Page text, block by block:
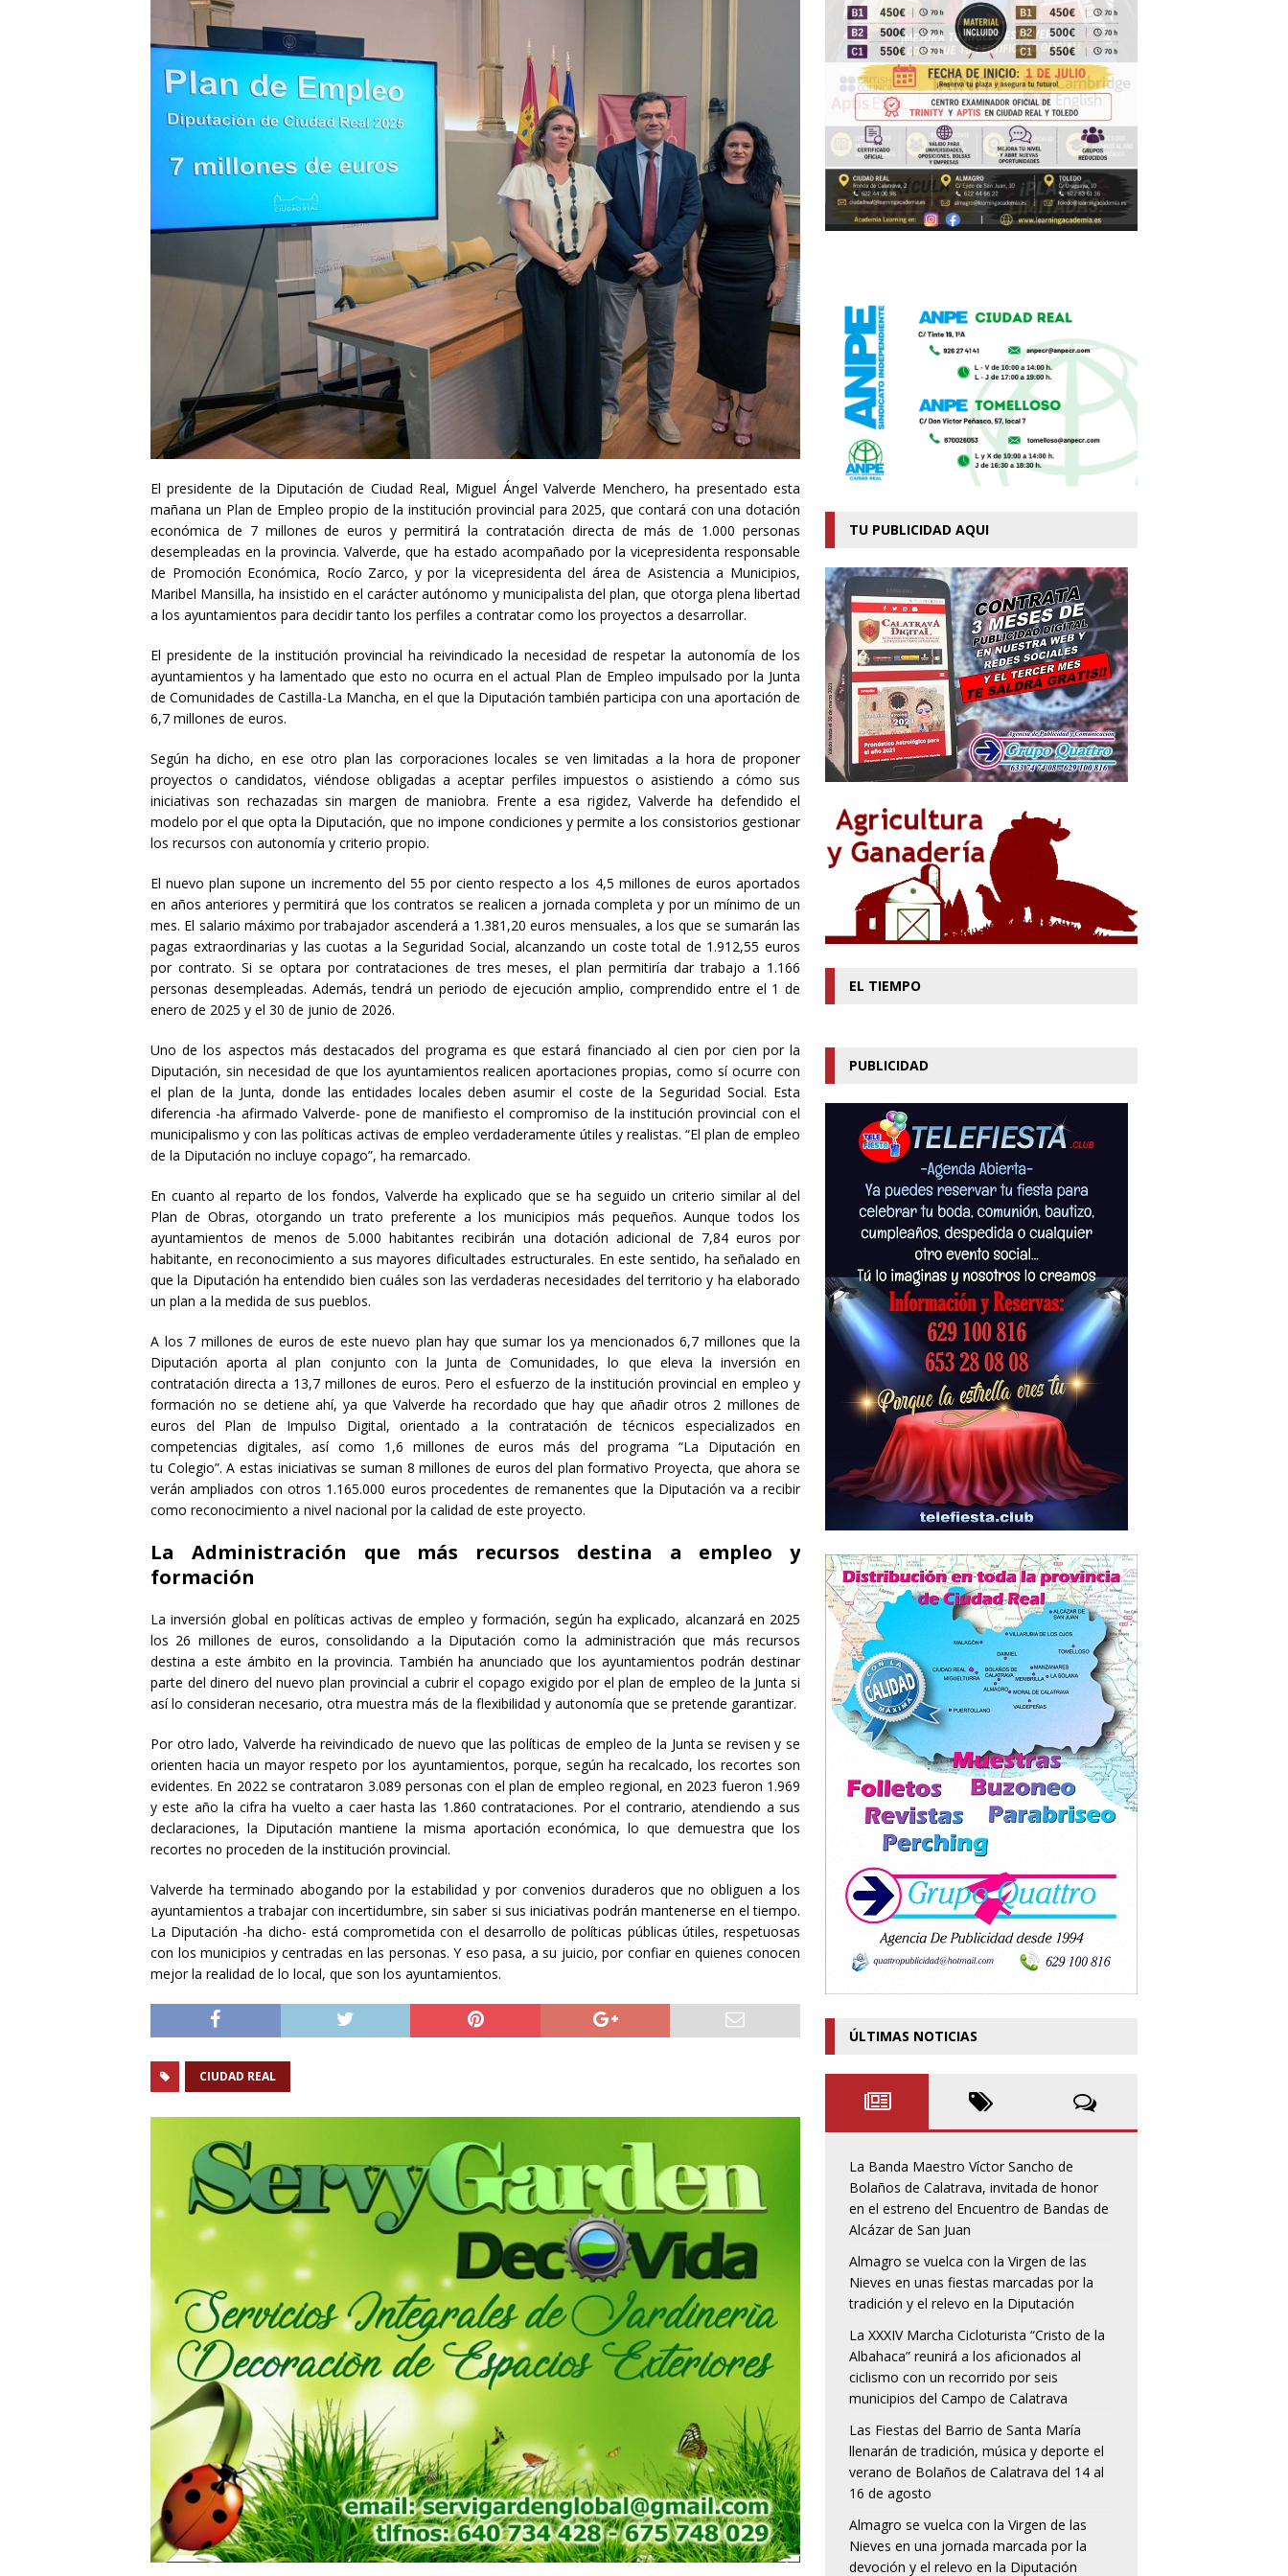
El presidente de la Diputación de Ciudad Real, Miguel Ángel Valverde Menchero, ha presentado esta
mañana un Plan de Empleo propio de la institución provincial para 2025, que contará con una dotación
económica de 7 millones de euros y permitirá la contratación directa de más de 1.000 personas
desempleadas en la provincia. Valverde, que ha estado acompañado por la vicepresidenta responsable
de Promoción Económica, Rocío Zarco, y por la vicepresidenta del área de Asistencia a Municipios,
Maribel Mansilla, ha insistido en el carácter autónomo y municipalista del plan, que otorga plena libertad
a los ayuntamientos para decidir tanto los perfiles a contratar como los proyectos a desarrollar.
El presidente de la institución provincial ha reivindicado la necesidad de respetar la autonomía de los
ayuntamientos y ha lamentado que esto no ocurra en el actual Plan de Empleo impulsado por la Junta
de Comunidades de Castilla-La Mancha,en el que la Diputación también participa con una aportación de
6,7 millones de euros.
Según hadicho, en ese otro plan las corporaciones locales se ven limitadas a la hora de proponer
proyectos o candidatos, viéndose obligadas a aceptar perfiles impuestos oasistiendo a cómo sus
iniciativas son rechazadas sin margen de maniobra. Frente a esa rigidez, Valverde ha defendido el
modelopor el que opta la Diputación, que no impone condiciones y permite a los consistorios gestionar
los recursos con autonomía y criterio propio.
El nuevo plan supone un incremento del 55 por ciento respecto a los 4,5 millones de euros aportados
en años anteriores y permitirá que los contratos se realicen a jornada completa y por un mínimo de un
mes. El salario máximo por trabajador ascenderá a 1.381,20 euros mensuales, a los que se sumarán las
pagas extraordinarias y las cuotas a la Seguridad Social, alcanzando un coste total de 1.912,55 euros
por contrato. Si se optara por contrataciones de tres meses, el plan permitiría dar trabajo a 1.166
personas desempleadas. Además, tendrá un periodo de ejecución amplio, comprendido entre el 1 de
enero de 2025 y el 30 de junio de 2026.
Uno de los aspectos más destacados del programa es que estará financiado al cien por cien por la
Diputación, sin necesidad de que los ayuntamientos realicen aportaciones propias, como sí ocurre con
el plan de la Junta, donde las entidades locales deben asumir el coste de la Seguridad Social. Esta
diferencia -ha afirmado Valverde- pone de manifiesto el compromiso de la institución provincial con el
municipalismo y con las políticas activas de empleo verdaderamente útiles y realistas. “El plan de empleo
de la Diputación no incluye copago”, ha remarcado.
En cuanto al reparto de los fondos, Valverde ha explicado que se ha seguido un criterio similar al del
Plan de Obras, otorgando un trato preferente a los municipios más pequeños. Aunque todos los
ayuntamientos de menos de 5.000 habitantes recibirán una dotación adicional de 7,84 euros por
habitante, en reconocimiento a sus mayores dificultades estructurales. En este sentido, haseñalado en
que la Diputación ha entendido bien cuáles son las verdaderas necesidades del territorio y ha elaborado
un plan a la medida de sus pueblos.
A los 7 millones de euros de este nuevo plan hay que sumar los ya mencionados 6,7 millones que la
Diputaciónaporta al plan conjunto con la Junta de Comunidades, lo que eleva la inversión en
contratación directa a 13,7 millones de euros. Pero el esfuerzo de la institución provincial en empleo y
formación no se detiene ahí, ya que Valverde ha recordado que hay que añadir otros 2 millones de
euros del Plan de Impulso Digital, orientado a la contratación de técnicos especializados en
competencias digitales, así como 1,6 millones de euros más del programa “La Diputación en
tu Colegio”. A estas iniciativas se suman 8 millones de euros del plan formativo Proyecta, que ahora se
verán ampliados con otros 1.165.000 euros procedentes de remanentes que la Diputación va a recibir
como reconocimiento a nivel nacional por la calidad de este proyecto.
La Administración que más recursos destina a empleo y
formación
La inversión global en políticas activas de empleo y formación, según ha explicado, alcanzará en 2025
los 26 millones de euros, consolidando a la Diputación como la administración que más recursos
destina a este ámbito en la provincia. También ha anunciado que los ayuntamientos podrán destinar
parte del dinero del nuevo plan provincial a cubrir el copago exigido por el plan de empleo de la Junta si
así lo consideran necesario, otra muestra más de la flexibilidad y autonomía que se pretende garantizar.
Por otro lado, Valverde ha reivindicado de nuevo que las políticas de empleo de la Junta se revisen y se
orienten hacia un mayor respeto por los ayuntamientos, porque, según ha recalcado, los recortes son
evidentes. En 2022 se contrataron 3.089 personas con el plan de empleo regional, en 2023 fueron 1.969
y este año la cifra ha vuelto a caer hasta las 1.860 contrataciones. Por el contrario, atendiendo a sus
declaraciones, la Diputación mantiene la misma aportación económica, lo que demuestra que los
recortes no proceden de la institución provincial.
Valverde ha terminado abogando por la estabilidad y por convenios duraderos que no obliguen a los
ayuntamientos a trabajar con incertidumbre, sin saber si sus iniciativas podrán mantenerse en el tiempo.
La Diputación -ha dicho- está comprometida con el desarrollo de políticas públicas útiles, respetuosas
con los municipios y centradas en las personas. Y eso pasa, a su juicio, por confiar en quienes conocen
mejorla realidad de lo local, que son los ayuntamientos.
CIUDAD REAL
TU PUBLICIDAD AQUI
EL TIEMPO
PUBLICIDAD
ÚLTIMAS NOTICIAS
La Banda Maestro Víctor Sancho de
Bolaños de Calatrava, invitada de honor
en el estreno del Encuentro de Bandas de
Alcázar de San Juan
Almagro se vuelca con la Virgen de las
Nieves en unas fiestas marcadas por la
tradición y el relevo en la Diputación
La XXXIV Marcha Cicloturista “Cristo de la
Albahaca” reunirá a los aficionados al
ciclismo con un recorrido por seis
municipios del Campo de Calatrava
Las Fiestas del Barrio de Santa María
llenarán de tradición, música y deporte el
verano de Bolaños de Calatrava del 14 al
16 de agosto
Almagro se vuelca con la Virgen de las
Nieves en una jornada marcada por la
devoción y el relevo en la Diputación